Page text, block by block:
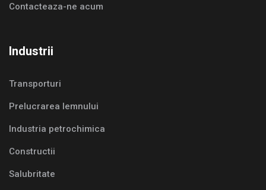
Contacteaza-ne acum
Industrii
Transporturi
Prelucrarea lemnului
Industria petrochimica
Constructii
Salubritate